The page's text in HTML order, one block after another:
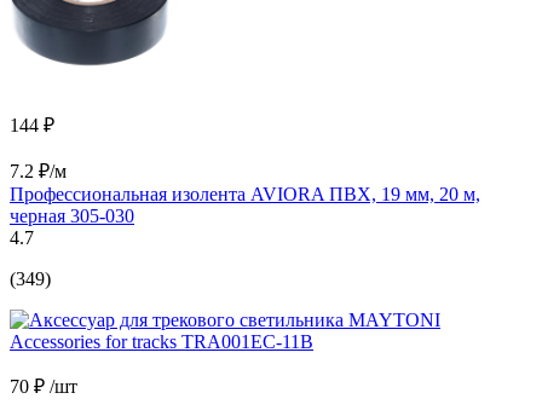
144 ₽
7.2 ₽/м
Профессиональная изолента AVIORA ПВХ, 19 мм, 20 м,
черная 305-030
4.7
(349)
70 ₽ /шт